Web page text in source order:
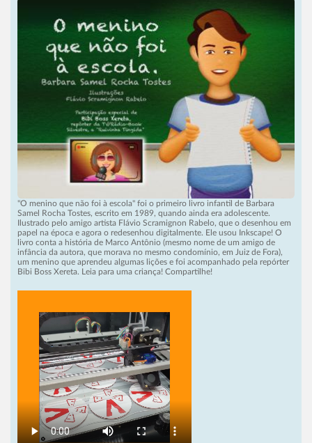
"O menino que não foi à escola" foi o primeiro livro infantil de Barbara
Samel Rocha Tostes, escrito em 1989, quando ainda era adolescente.
Ilustrado pelo amigo artista Flávio Scramignon Rabelo, que o desenhou em
papel na época e agora o redesenhou digitalmente. Ele usou Inkscape! O
livro conta a história de Marco Antônio (mesmo nome de um amigo de
infância da autora, que morava no mesmo condomínio, em Juiz de Fora),
um menino que aprendeu algumas lições e foi acompanhado pela repórter
Bibi Boss Xereta. Leia para uma criança! Compartilhe!